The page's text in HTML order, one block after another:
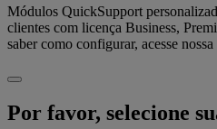
Módulos QuickSupport
clientes com licença Business,
saber como configurar, acesse nossa
Por favor, selecione